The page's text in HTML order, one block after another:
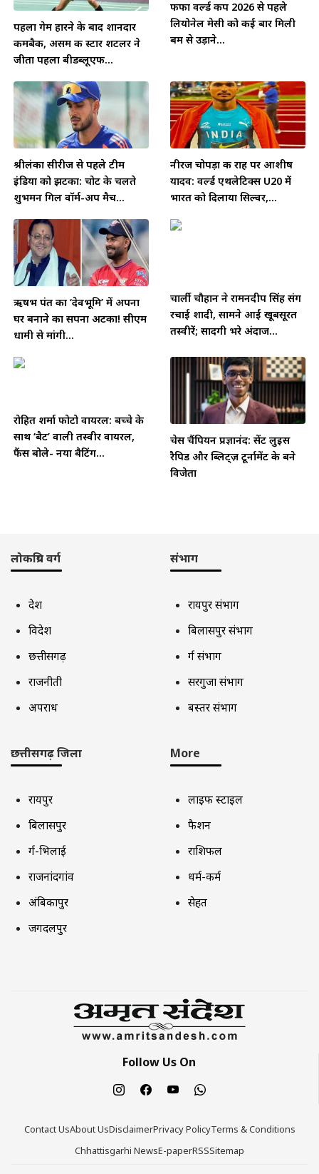
पहला गेम हारने के बाद शानदार
कमबैक, असम की स्टार शटलर ने
जीता पहला बीडब्लूएफ...
फीफा वर्ल्ड कप 2026 से पहले
लियोनेल मेसी को कई बार मिली
बम से उड़ाने...
श्रीलंका सीरीज से पहले टीम
इंडिया को झटका: चोट के चलते
शुभमन गिल वॉर्म-अप मैच...
नीरज चोपड़ा की राह पर आशीष
यादव: वर्ल्ड एथलेटिक्स U20 में
भारत को दिलाया सिल्वर,...
ऋषभ पंत का ‘देवभूमि’ में अपना
घर बनाने का सपना अटका! सीएम
धामी से मांगी...
चार्ली चौहान ने रामनदीप सिंह संग
रचाई शादी, सामने आईं खूबसूरत
तस्वीरें; सादगी भरे अंदाज...
रोहित शर्मा फोटो वायरल: बच्चे के
साथ ‘बैट’ वाली तस्वीर वायरल,
फैंस बोले- नया बैटिंग...
चेस चैंपियन प्रज्ञानंद: सेंट लुइस
रैपिड और ब्लिट्ज़ टूर्नामेंट के बने
विजेता
लोकप्रिय वर्ग
देश
विदेश
छत्तीसगढ़
राजनीती
अपराध
संभाग
रायपुर संभाग
बिलासपुर संभाग
दुर्ग संभाग
सरगुजा संभाग
बस्तर संभाग
छत्तीसगढ़ जिला
रायपुर
बिलासपुर
दुर्ग-भिलाई
राजनांदगांव
अंबिकापुर
जगदलपुर
More
लाइफ स्टाइल
फैशन
राशिफल
धर्म-कर्म
सेहत
Follow Us On
Contact UsAbout UsDisclaimerPrivacy PolicyTerms & Conditions
Chhattisgarhi NewsE-paperRSSSitemap